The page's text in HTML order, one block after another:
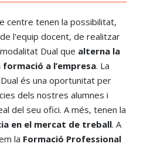
centre tenen la possibilitat,
l'equip docent, de realitzar
Dual que alterna la
a l’empresa. La
és una oportunitat per
dels nostres alumnes i
del seu ofici. A més, tenen la
en el mercat de treball. A
la Formació Professional